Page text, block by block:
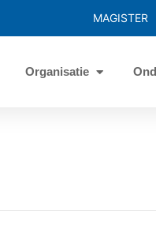
MAGISTER
Organisatie